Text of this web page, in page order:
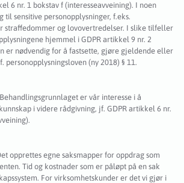
6 nr. 1 bokstav f (interesseavveining). I noen
til sensitive personopplysninger, f.eks.
straffedommer og lovovertredelser. I slike tilfeller
hjemmel i GDPR artikkel 9 nr. 2
er nødvendig for å fastsette, gjøre gjeldende eller
personopplysningsloven (ny 2018) § 11.
Behandlingsgrunnlaget er vår interesse i å
i videre rådgivning, jf. GDPR artikkel 6 nr.
opprettes egne saksmapper for oppdrag som
Tid og kostnader som er påløpt på en sak
For virksomhetskunder er det vi gjør i